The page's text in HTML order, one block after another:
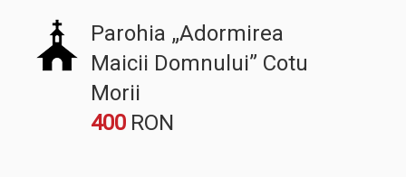
Parohia „Adormirea
Maicii Domnului” Cotu
Morii
400